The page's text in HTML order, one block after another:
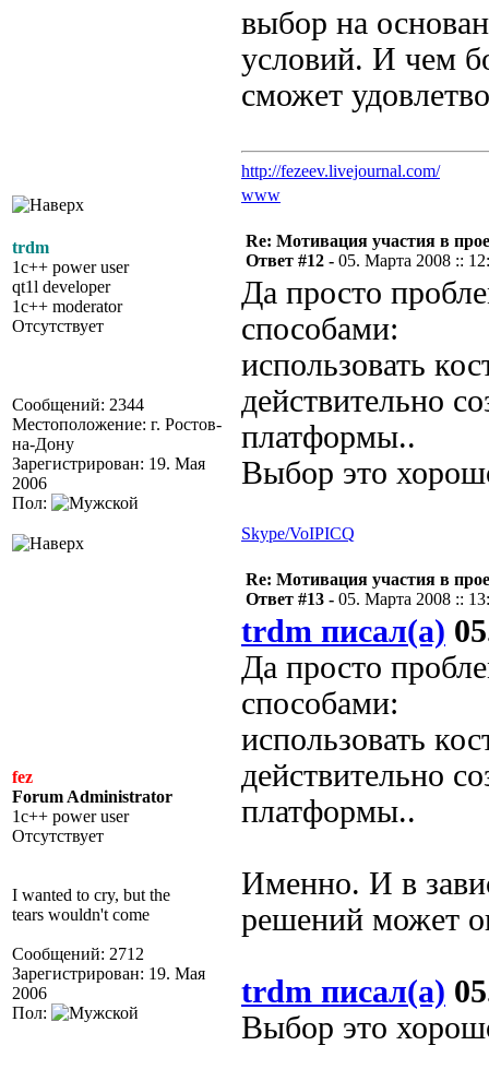
выбор на
условий. И чем
сможет
http://fezeev.livejournal.com/
www
trdm
1c++ power user
qt1l developer
1c++ moderator
Отсутствует
Сообщений: 2344
Местоположение: г. Ростов-
на-Дону
Зарегистрирован: 19. Мая
2006
Пол:
Re: Мотивация участия в
Ответ #12 - 05. Марта 2008 ::
Да просто
способами:
использовать
действительно
платформы..
Выбор это
Skype/VoIPICQ
fez
Forum Administrator
1c++ power user
Отсутствует
I wanted to cry, but the
tears wouldn't come
Сообщений: 2712
Зарегистрирован: 19. Мая
2006
Пол:
Re: Мотивация участия в
Ответ #13 - 05. Марта 2008 ::
trdm писал(а)
Да просто
способами:
использовать
действительно
платформы..
Именно. И в
решений может
trdm писал(а)
Выбор это